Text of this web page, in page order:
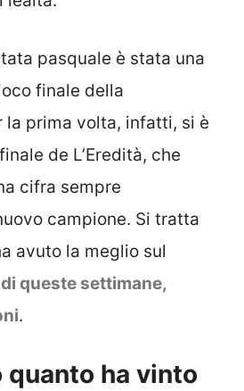
pasquale è stata una
finale della
la prima volta, infatti, si è
de L’Eredità, che
cifra sempre
campione. Si tratta
avuto la meglio sul
queste settimane,
.
quanto ha vinto